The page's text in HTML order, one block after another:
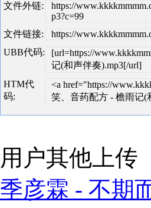
文件外链:
https://
p3?c=99
文件链接:
https://
UBB代码:
[url=https://
记(和声伴奏).mp3[/url]
HTM代
码:
<a href="https://
笑、音药配方 - 檐雨记(
用户其他上传
季彦霖 - 不期